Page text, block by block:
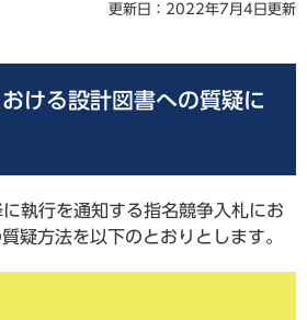
更新日：2022年7月4日更新
ける設計図書への質疑に
執行を通知する指名競争入札にお
疑方法を以下のとおりとします。